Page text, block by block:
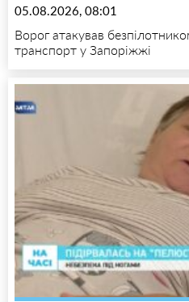
05.08.2026, 08:01
Ворог атакував
транспорт у Запоріжжі